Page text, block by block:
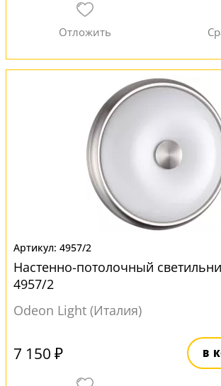
4957/2
Настенно-потолочный
4957/2
Odeon Light (Италия)
7 150 ₽ В